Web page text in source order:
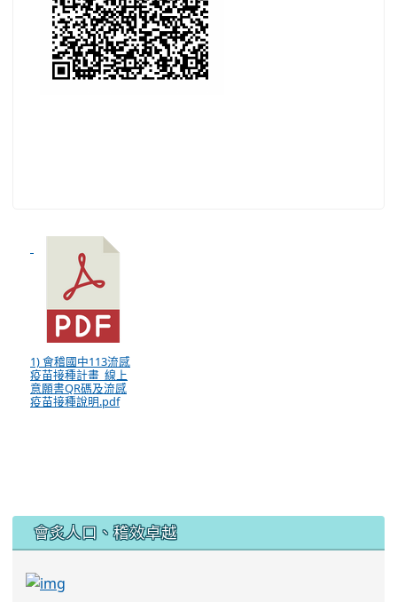
1) 會稽國中113流感
疫苗接種計畫_線上
意願書QR碼及流感
疫苗接種說明.pdf
會炙人口、稽效卓越